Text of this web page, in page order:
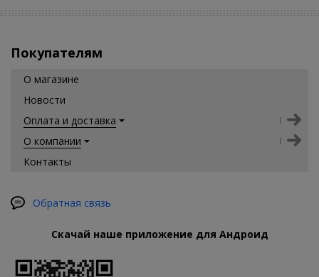
Покупателям
О магазине
Новости
Оплата и доставка
О компании
Контакты
Обратная связь
Скачай наше приложение для Андроид